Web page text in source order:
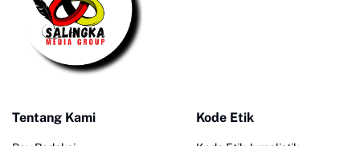
Tentang Kami Kode Etik